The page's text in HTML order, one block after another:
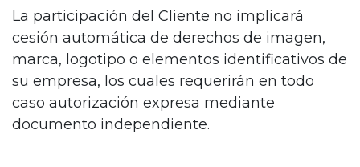
La participación del Cliente no implicará
cesión automática de derechos de imagen,
marca, logotipo o elementos identificativos de
su empresa, los cuales requerirán en todo
caso autorización expresa mediante
documento independiente.